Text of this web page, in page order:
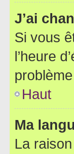
J’ai
Si vous
l’heure
Haut
Ma
La